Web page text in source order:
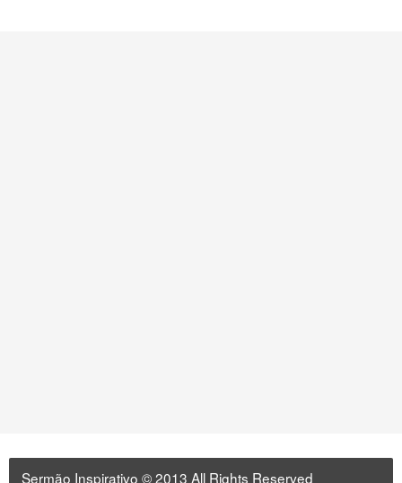
Sermão Inspirativo © 2013 All Rights Reserved